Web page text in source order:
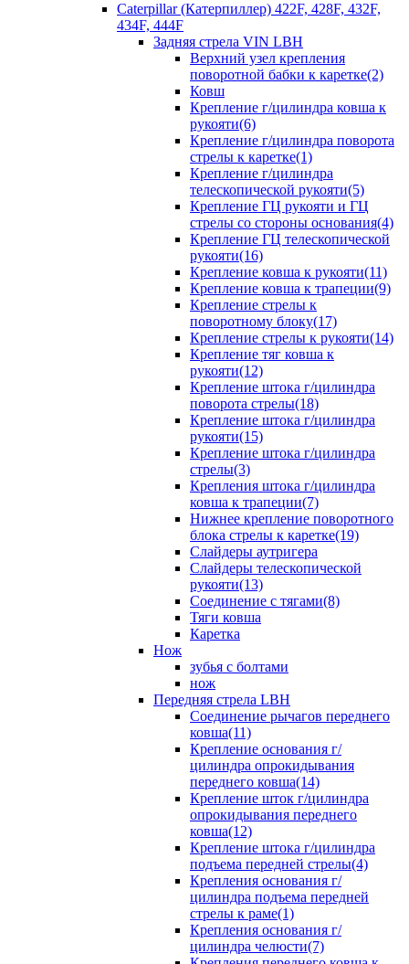
Caterpillar (Катерпиллер) 422F, 428F, 432F,
434F, 444F
Задняя стрела VIN LBH
Верхний узел крепления
поворотной бабки к каретке(2)
Ковш
Крепление г/цилиндра ковша к
рукояти(6)
Крепление г/цилиндра поворота
стрелы к каретке(1)
Крепление г/цилиндра
телескопической рукояти(5)
Крепление ГЦ рукояти и ГЦ
стрелы со стороны основания(4)
Крепление ГЦ телескопической
рукояти(16)
Крепление ковша к рукояти(11)
Крепление ковша к трапеции(9)
Крепление стрелы к
поворотному блоку(17)
Крепление стрелы к рукояти(14)
Крепление тяг ковша к
рукояти(12)
Крепление штока г/цилиндра
поворота стрелы(18)
Крепление штока г/цилиндра
рукояти(15)
Крепление штока г/цилиндра
стрелы(3)
Крепления штока г/цилиндра
ковша к трапеции(7)
Нижнее крепление поворотного
блока стрелы к каретке(19)
Слайдеры аутригера
Слайдеры телескопической
рукояти(13)
Соединение с тягами(8)
Тяги ковша
Каретка
Нож
зубья с болтами
нож
Передняя стрела LBH
Cоединение рычагов переднего
ковша(11)
Крепление основания г/
цилиндра опрокидывания
переднего ковша(14)
Крепление шток г/цилиндра
опрокидывания переднего
ковша(12)
Крепление штока г/цилиндра
подъема передней стрелы(4)
Крепления основания г/
цилиндра подъема передней
стрелы к раме(1)
Крепления основания г/
цилиндра челюсти(7)